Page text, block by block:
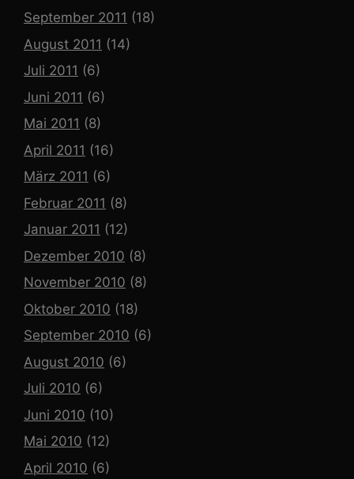
September 2011 (18)
August 2011 (14)
Juli 2011 (6)
Juni 2011 (6)
Mai 2011 (8)
April 2011 (16)
März 2011 (6)
Februar 2011 (8)
Januar 2011 (12)
Dezember 2010 (8)
November 2010 (8)
Oktober 2010 (18)
September 2010 (6)
August 2010 (6)
Juli 2010 (6)
Juni 2010 (10)
Mai 2010 (12)
April 2010 (6)